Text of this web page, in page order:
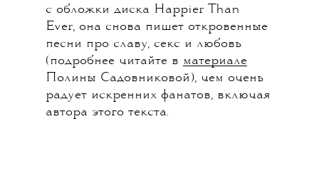
с обложки диска Happier Than
Ever, она снова пишет откровенные
песни про славу, секс и любовь
(подробнее читайте в материале
Полины Садовниковой), чем очень
радует искренних фанатов, включая
автора этого текста.